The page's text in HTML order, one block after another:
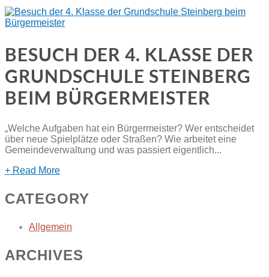
BESUCH DER 4. KLASSE DER
GRUNDSCHULE STEINBERG
BEIM BÜRGERMEISTER
„Welche Aufgaben hat ein Bürgermeister? Wer entscheidet
über neue Spielplätze oder Straßen? Wie arbeitet eine
Gemeindeverwaltung und was passiert eigentlich...
+ Read More
CATEGORY
Allgemein
ARCHIVES